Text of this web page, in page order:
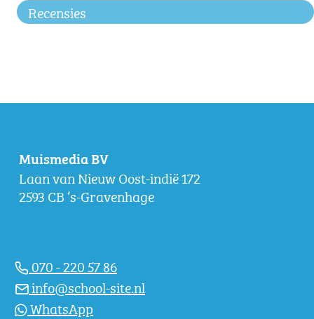
Recensies
Muismedia BV
Laan van Nieuw Oost-indië 172
2593 CB ‘s-Gravenhage
070 - 220 57 86
info@school-site.nl
WhatsApp